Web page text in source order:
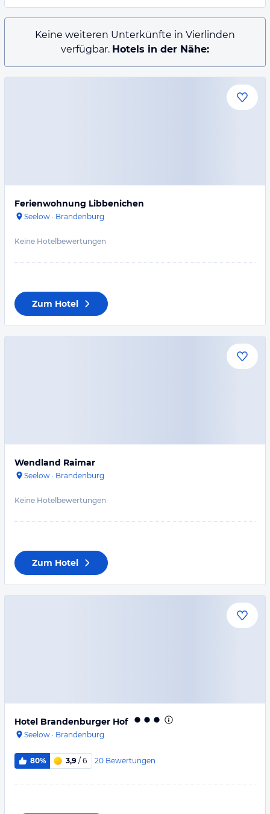
Keine weiteren Unterkünfte in Vierlinden
verfügbar. Hotels in der Nähe:
Ferienwohnung Libbenichen
Seelow · Brandenburg
Keine Hotelbewertungen
Zum Hotel
Wendland Raimar
Seelow · Brandenburg
Keine Hotelbewertungen
Zum Hotel
Hotel Brandenburger Hof
Seelow · Brandenburg
80% 3,9 / 6 20 Bewertungen